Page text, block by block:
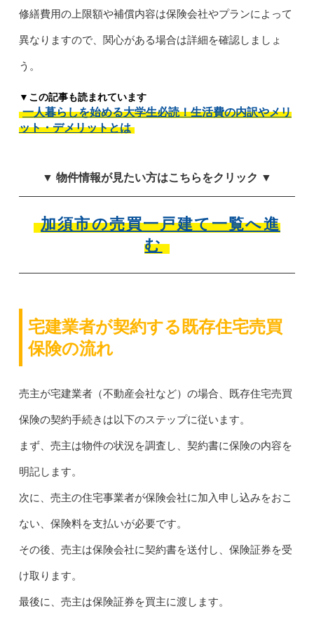
修繕費用の上限額や補償内容は保険会社やプランによって
異なりますので、関心がある場合は詳細を確認しましょ
う。
▼この記事も読まれています
一人暮らしを始める大学生必読！生活費の内訳やメリ
ット・デメリットとは
▼ 物件情報が見たい方はこちらをクリック ▼
加須市の売買一戸建て一覧へ進
む
宅建業者が契約する既存住宅売買
保険の流れ
売主が宅建業者（不動産会社など）の場合、既存住宅売買
保険の契約手続きは以下のステップに従います。
まず、売主は物件の状況を調査し、契約書に保険の内容を
明記します。
次に、売主の住宅事業者が保険会社に加入申し込みをおこ
ない、保険料を支払いが必要です。
その後、売主は保険会社に契約書を送付し、保険証券を受
け取ります。
最後に、売主は保険証券を買主に渡します。